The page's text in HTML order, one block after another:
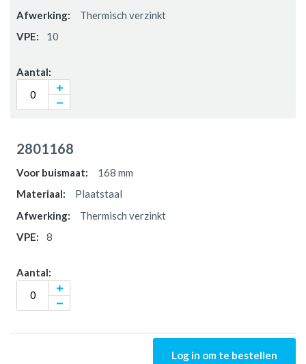
Thermisch verzinkt
10
2801168
168 mm
Plaatstaal
Thermisch verzinkt
8
Log in om te bestellen